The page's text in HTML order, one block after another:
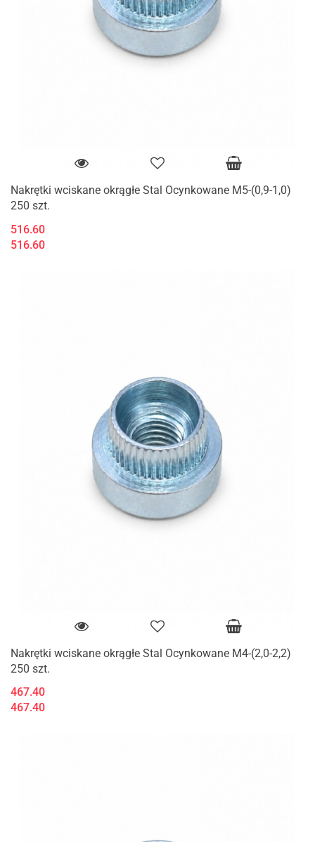
Nakrętki wciskane okrągłe Stal Ocynkowane M5-(0,9-1,0)
250 szt.
516.60
516.60
Nakrętki wciskane okrągłe Stal Ocynkowane M4-(2,0-2,2)
250 szt.
467.40
467.40